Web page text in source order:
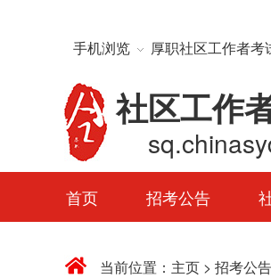
手机浏览 厚职社区工作者考
社区工作
首页 招考公告
当前位置： 主页 > 招考公告